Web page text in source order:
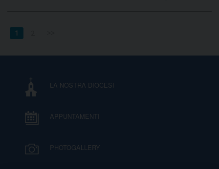
1
LA NOSTRA DIOCESI
APPUNTAMENTI
PHOTOGALLERY